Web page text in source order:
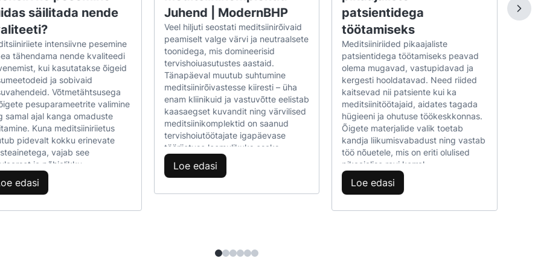
säilitada nende
intensiivne pesemine
tähendama nende kvaliteedi
kui kasutatakse õigeid
ja sobivaid
Võtmetähtsusega
pesuparameetrite valimine
samal ajal kanga omaduste
Kuna meditsiiniriietus
pidevalt kokku erinevate
vajab see
ja põhjalikku
Seda saab siiski teha
kanga struktuur ega värvus ei
pesutemperatuurile,
edasi
Juhend | ModernBHP
Veel hiljuti seostati meditsiinirõivaid
peamiselt valge värvi ja neutraalsete
toonidega, mis domineerisid
tervishoiuasutustes aastaid.
Tänapäeval muutub suhtumine
meditsiinirõivastesse kiiresti – üha
enam kliinikuid ja vastuvõtte eelistab
kaasaegset kuvandit ning värvilised
meditsiinikomplektid on saanud
tervishoiutöötajate igapäevase
tööriietuse loomulikuks osaks.
Värvilised scrub'id ühendavad
professionaalsuse ja isikupärase
töömugavust ning luues
millal need on parim valik ning
Loe edasi
patsientidega
töötamiseks
Meditsiiniriided pikaajaliste
patsientidega töötamiseks peavad
olema mugavad, vastupidavad ja
kergesti hooldatavad. Need riided
kaitsevad nii patsiente kui ka
meditsiinitöötajaid, aidates tagada
hügieeni ja ohutuse töökeskkonnas.
Õigete materjalide valik toetab
kandja liikumisvabadust ning vastab
töö nõuetele, mis on eriti olulised
pikaajalise ravi korral.
Loe edasi